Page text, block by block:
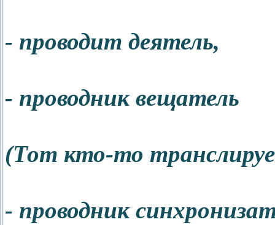
- проводит деятель,
- проводник вещатель
(Тот кто-то
- проводник